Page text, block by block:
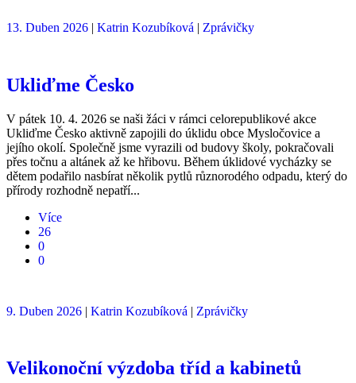
13. Duben 2026 | Katrin Kozubíková | Zprávičky
Ukliďme Česko
V pátek 10. 4. 2026 se naši žáci v rámci celorepublikové akce
Ukliďme Česko aktivně zapojili do úklidu obce Mysločovice a
jejího okolí. Společně jsme vyrazili od budovy školy, pokračovali
přes točnu a altánek až ke hřibovu. Během úklidové vycházky se
dětem podařilo nasbírat několik pytlů různorodého odpadu, který do
přírody rozhodně nepatří...
Více
26
0
0
9. Duben 2026 | Katrin Kozubíková | Zprávičky
Velikonoční výzdoba tříd a kabinetů